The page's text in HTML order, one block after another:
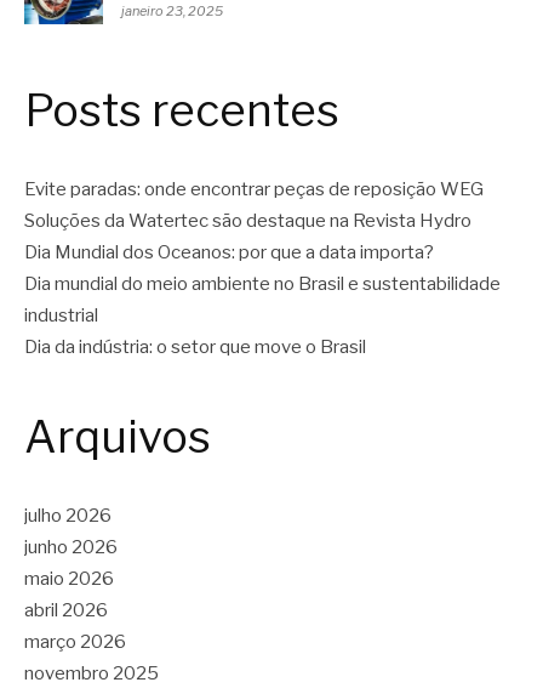
janeiro 23, 2025
Posts recentes
Evite paradas: onde encontrar peças de reposição WEG
Soluções da Watertec são destaque na Revista Hydro
Dia Mundial dos Oceanos: por que a data importa?
Dia mundial do meio ambiente no Brasil e sustentabilidade
industrial
Dia da indústria: o setor que move o Brasil
Arquivos
julho 2026
junho 2026
maio 2026
abril 2026
março 2026
novembro 2025